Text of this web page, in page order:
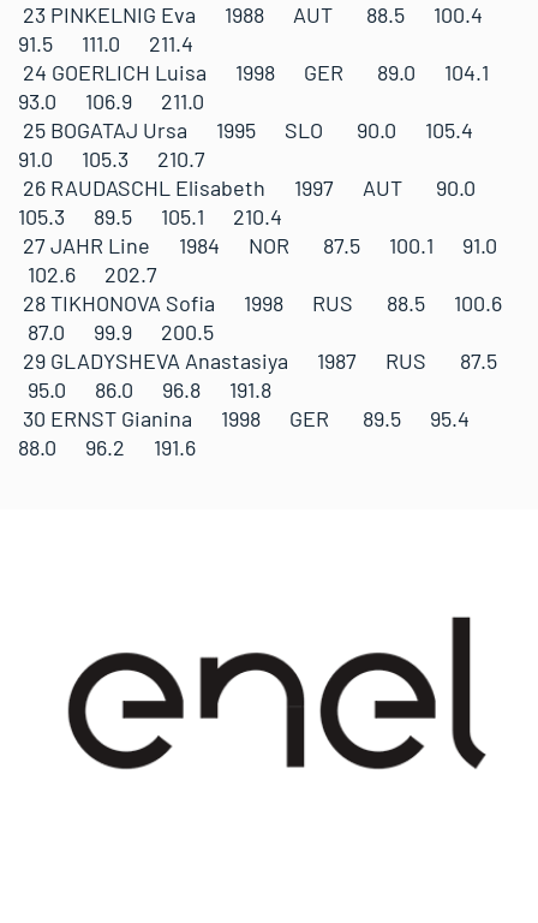
23 PINKELNIG Eva 1988 AUT 88.5 100.4
91.5 111.0 211.4
24 GOERLICH Luisa 1998 GER 89.0 104.1
93.0 106.9 211.0
25 BOGATAJ Ursa 1995 SLO 90.0 105.4
91.0 105.3 210.7
26 RAUDASCHL Elisabeth 1997 AUT 90.0
105.3 89.5 105.1 210.4
27 JAHR Line 1984 NOR 87.5 100.1 91.0
102.6 202.7
28 TIKHONOVA Sofia 1998 RUS 88.5 100.6
87.0 99.9 200.5
29 GLADYSHEVA Anastasiya 1987 RUS 87.5
95.0 86.0 96.8 191.8
30 ERNST Gianina 1998 GER 89.5 95.4
88.0 96.2 191.6